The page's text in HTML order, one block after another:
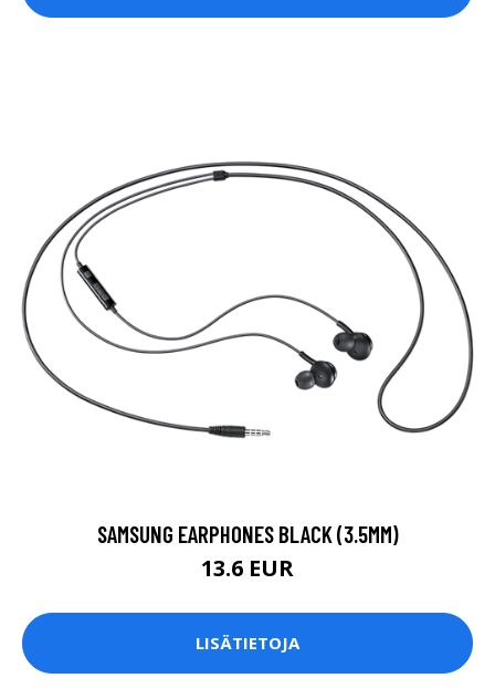
SAMSUNG EARPHONES BLACK (3.5MM)
13.6 EUR
LISÄTIETOJA